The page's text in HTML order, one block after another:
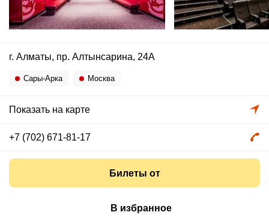
г. Алматы, пр. Алтынсарина, 24А
Сары-Арка Москва
Показать на карте
+7 (702) 671-81-17
Билеты от
В избранное